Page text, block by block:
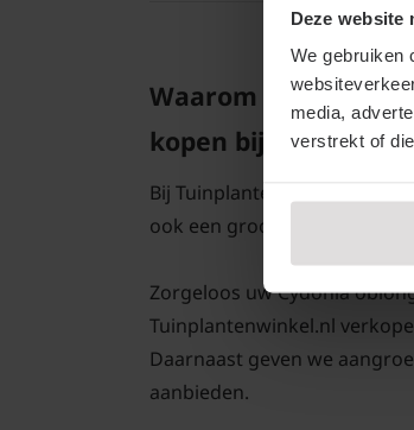
Deze website
We gebruiken
media,
verstrekt of
Waarom Cydonia
kopen bij
Bij Tuinplantenwinkel.nl
ook een groot planten- en
Zorgeloos uw Cydonia
Tuinplantenwinkel.nl
Daarnaast geven we
aanbieden.